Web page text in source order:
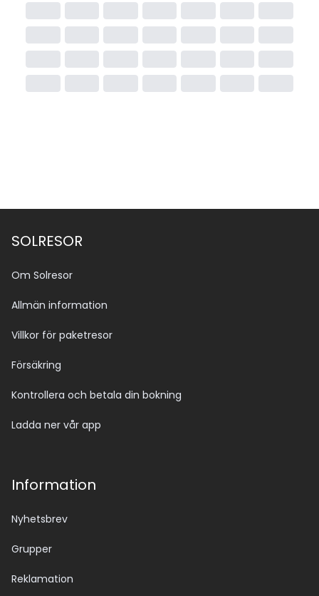
SOLRESOR
Om Solresor
Allmän information
Villkor för paketresor
Försäkring
Kontrollera och betala din bokning
Ladda ner vår app
Information
Nyhetsbrev
Grupper
Reklamation